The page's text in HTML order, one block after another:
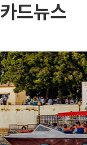
보도자료
내 증상을 말
온열질환 예
카드뉴스